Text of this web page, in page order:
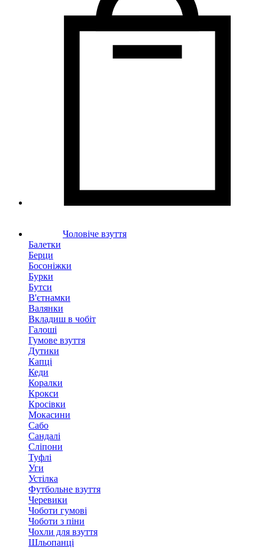
Чоловіче взуття
Балетки
Берци
Босоніжки
Бурки
Бутси
В'єтнамки
Валянки
Вкладиш в чобіт
Галоші
Гумове взуття
Дутики
Капці
Кеди
Коралки
Крокси
Кросівки
Мокасини
Сабо
Сандалі
Сліпони
Туфлі
Уги
Устілка
Футбольне взуття
Черевики
Чоботи гумові
Чоботи з піни
Чохли для взуття
Шльопанці